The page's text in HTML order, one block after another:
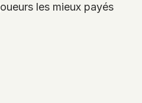
les mieux payés